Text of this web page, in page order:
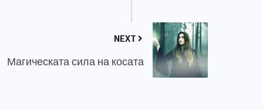
NEXT
Магическата сила на косата